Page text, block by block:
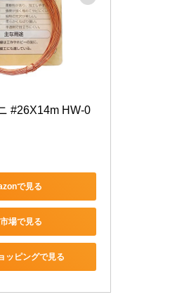
#26X14m HW-0
で見る
場で見る
ッピングで見る